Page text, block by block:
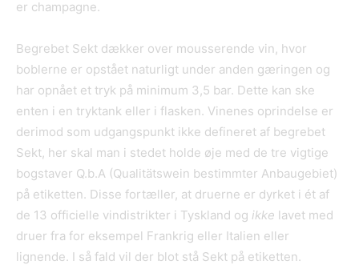
er champagne.
Begrebet Sekt dækker over mousserende vin, hvor
boblerne er opstået naturligt under anden gæringen og
har opnået et tryk på minimum 3,5 bar. Dette kan ske
enten i en tryktank eller i flasken. Vinenes oprindelse er
derimod som udgangspunkt ikke defineret af begrebet
Sekt, her skal man i stedet holde øje med de tre vigtige
bogstaver Q.b.A (Qualitätswein bestimmter Anbaugebiet)
på etiketten. Disse fortæller, at druerne er dyrket i ét af
de 13 officielle vindistrikter i Tyskland og ikke lavet med
druer fra for eksempel Frankrig eller Italien eller
lignende. I så fald vil der blot stå Sekt på etiketten.